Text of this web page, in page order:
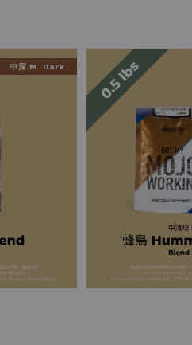
中深 M. Dark